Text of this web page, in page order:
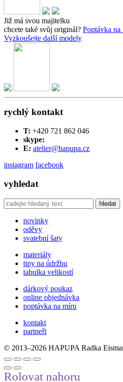
Již má svou majitelku
chcete také svůj originál? Poptávka na
Vyzkoušejte další modely
rychlý kontakt
T: +420 721 862 046
skype:
E: atelier@hapupa.cz
instagram facebook
vyhledat
hledat
novinky
oděvy
svatební šaty
materiály
tipy na údržbu
tabulka velikostí
dárkový poukaz
online objednávka
poptávka na míru
kontakt
partneři
© 2013–2026 HAPUPA Radka
Rolovat nahoru